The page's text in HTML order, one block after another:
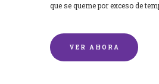
que se queme por exceso de
VER AHORA